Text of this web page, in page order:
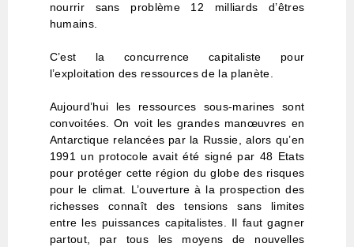
nourrir sans problème 12 milliards d’êtres
humains.
C’est la concurrence capitaliste pour
l’exploitation des ressources de la planète.
Aujourd’hui les ressources sous-marines sont
convoitées. On voit les grandes manœuvres en
Antarctique relancées par la Russie, alors qu’en
1991 un protocole avait été signé par 48 Etats
pour protéger cette région du globe des risques
pour le climat. L’ouverture à la prospection des
richesses connaît des tensions sans limites
entre les puissances capitalistes. Il faut gagner
partout, par tous les moyens de nouvelles